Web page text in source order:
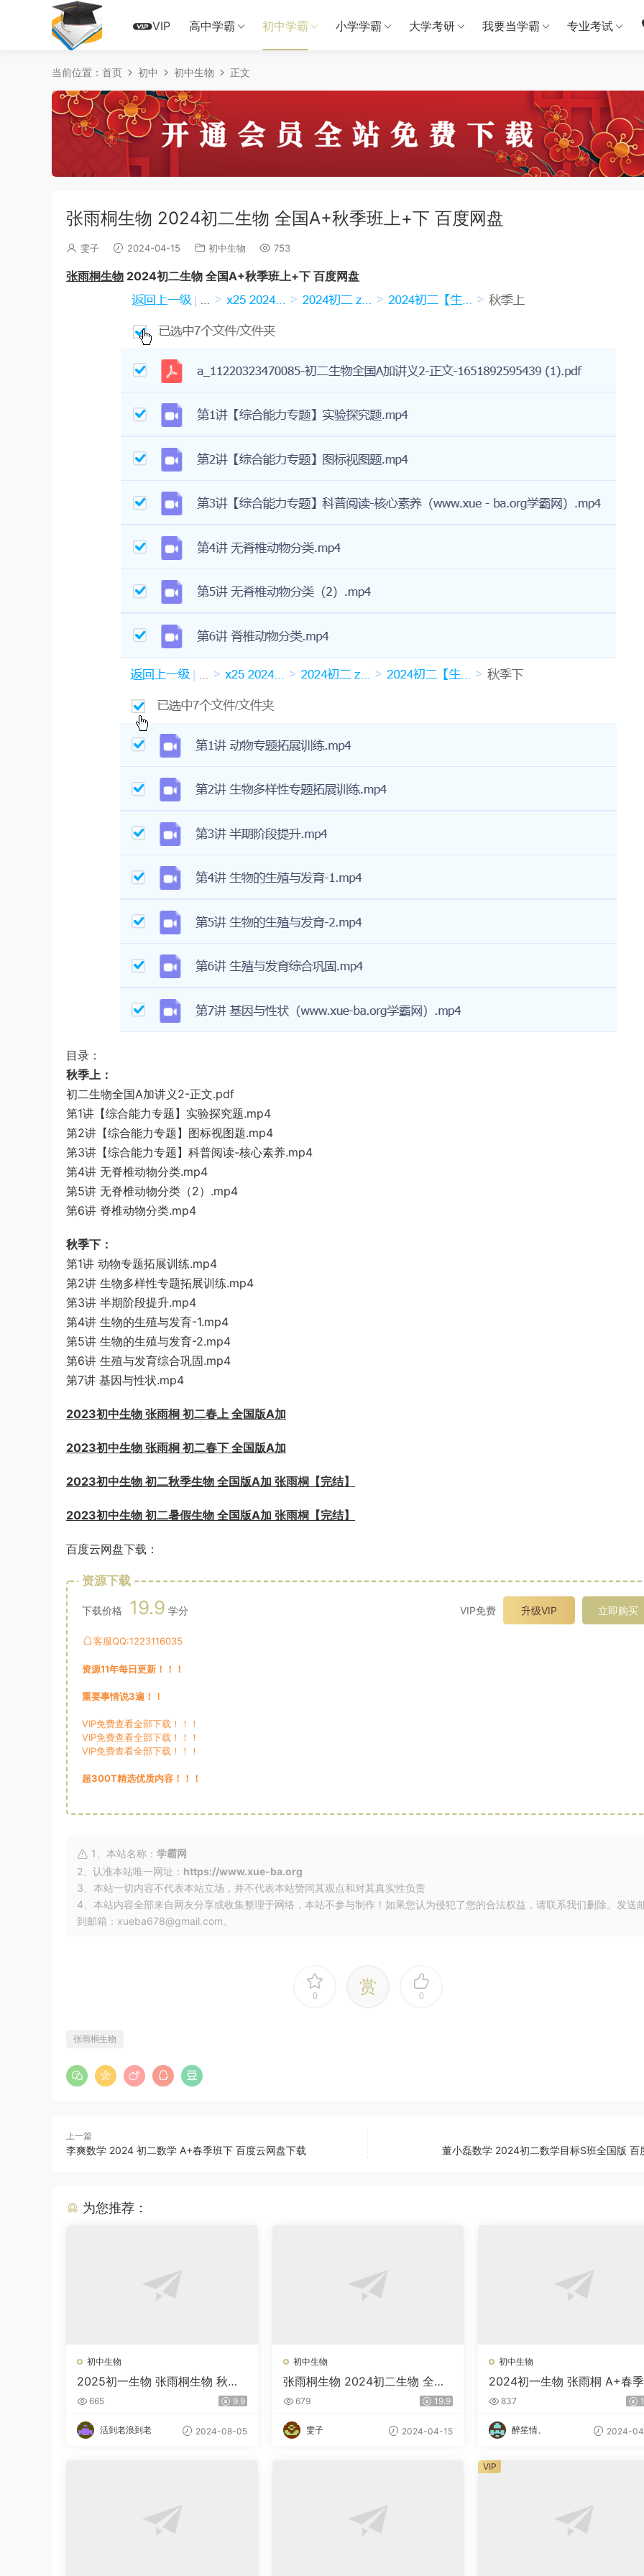
VIP 高中学霸 初中学霸 小学学霸 大学考研 我要当学霸 专业考试
当前位置： 首页 初中 初中生物 正文
张雨桐生物 2024初二生物 全国A+秋季班上+下 百度网盘
雯子 2024-04-15 初中生物 753
张雨桐生物 2024初二生物 全国A+秋季班上+下 百度网盘
目录：
秋季上：
初二生物全国A加讲义2-正文.pdf
第1讲【综合能力专题】实验探究题.mp4
第2讲【综合能力专题】图标视图题.mp4
第3讲【综合能力专题】科普阅读-核心素养.mp4
第4讲 无脊椎动物分类.mp4
第5讲 无脊椎动物分类（2）.mp4
第6讲 脊椎动物分类.mp4
秋季下：
第1讲 动物专题拓展训练.mp4
第2讲 生物多样性专题拓展训练.mp4
第3讲 半期阶段提升.mp4
第4讲 生物的生殖与发育-1.mp4
第5讲 生物的生殖与发育-2.mp4
第6讲 生殖与发育综合巩固.mp4
第7讲 基因与性状.mp4
2023初中生物 张雨桐 初二春上 全国版A加
2023初中生物 张雨桐 初二春下 全国版A加
2023初中生物 初二秋季生物 全国版A加 张雨桐【完结】
2023初中生物 初二暑假生物 全国版A加 张雨桐【完结】
百度云网盘下载：
资源下载
下载价格 19.9 学分 VIP免费 升级VIP 立即购买
客服QQ:1223116035
资源11年每日更新！！！
重要事情说3遍！！
VIP免费查看全部下载！！！
VIP免费查看全部下载！！！
VIP免费查看全部下载！！！
超300T精选优质内容！！！
1、本站名称： 学霸网
2、认准本站唯一网址： https://www.xue-ba.org
3、本站一切内容不代表本站立场，并不代表本站赞同其观点和对其真实性负责
4、本站内容全部来自网友分享或收集整理于网络，本站不参与制作！如果您认为侵犯了您的合法权益，请联系我们删除。发送
到邮箱：xueba678@gmail.com。
0 赏 0
张雨桐生物
上一篇
李爽数学 2024 初二数学 A+春季班下 百度云网盘下载 董小磊数学 2024初二数学目标S班全国版 百
为您推荐：
初中生物
2025初一生物 张雨桐生物 秋季
上（暑假A+） 百度网盘
665 9.9
活到老浪到老 2024-08-05
初中生物
张雨桐生物 2024初二生物 全国
679 19.9
雯子 2024-04-15
初中生物
2024初一生物 张雨桐 A+春
百度网盘
837
醉笙情、 2024-
VIP